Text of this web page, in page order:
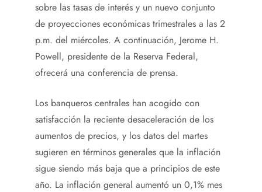
sobre las tasas de interés y un nuevo conjunto
de proyecciones económicas trimestrales a las 2
p.m. del miércoles. A continuación, Jerome H.
Powell, presidente de la Reserva Federal,
ofrecerá una conferencia de prensa.
Los banqueros centrales han acogido con
satisfacción la reciente desaceleración de los
aumentos de precios, y los datos del martes
sugieren en términos generales que la inflación
sigue siendo más baja que a principios de este
año. La inflación general aumentó un 0,1% mes